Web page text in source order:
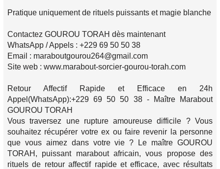
Pratique uniquement de rituels puissants et magie blanche
Contactez GOUROU TORAH dès maintenant
WhatsApp / Appels : +229 69 50 50 38
Email : maraboutgourou264@gmail.com
Site web : www.marabout-sorcier-gourou-torah.com
Retour Affectif Rapide et Efficace en 24h
Appel(WhatsApp):+229 69 50 50 38 - Maître Marabout
GOUROU TORAH
Vous traversez une rupture amoureuse difficile ? Vous
souhaitez récupérer votre ex ou faire revenir la personne
que vous aimez dans votre vie ? Le maître GOUROU
TORAH, puissant marabout africain, vous propose des
rituels de retour affectif rapide et efficace, avec résultats